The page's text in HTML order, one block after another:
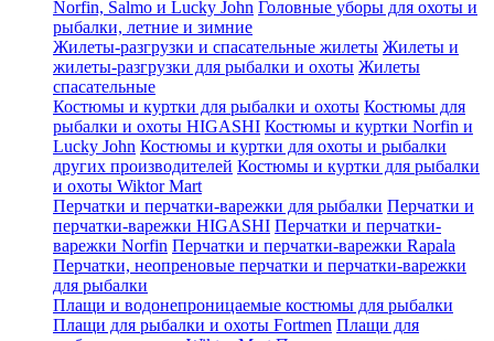
Norfin, Salmo и Lucky John Головные уборы для охоты и
рыбалки, летние и зимние
Жилеты-разгрузки и спасательные жилеты Жилеты и
жилеты-разгрузки для рыбалки и охоты Жилеты
спасательные
Костюмы и куртки для рыбалки и охоты Костюмы для
рыбалки и охоты HIGASHI Костюмы и куртки Norfin и
Lucky John Костюмы и куртки для охоты и рыбалки
других производителей Костюмы и куртки для рыбалки
и охоты Wiktor Mart
Перчатки и перчатки-варежки для рыбалки Перчатки и
перчатки-варежки HIGASHI Перчатки и перчатки-
варежки Norfin Перчатки и перчатки-варежки Rapala
Перчатки, неопреновые перчатки и перчатки-варежки
для рыбалки
Плащи и водонепроницаемые костюмы для рыбалки
Плащи для рыбалки и охоты Fortmen Плащи для